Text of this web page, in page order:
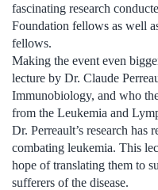
fascinating research
Foundation fellows as well
fellows.
Making the event even
lecture by Dr. Claude
Immunobiology, and who
from the Leukemia and
Dr. Perreault’s research
combating leukemia. This
hope of translating them to
sufferers of the disease.